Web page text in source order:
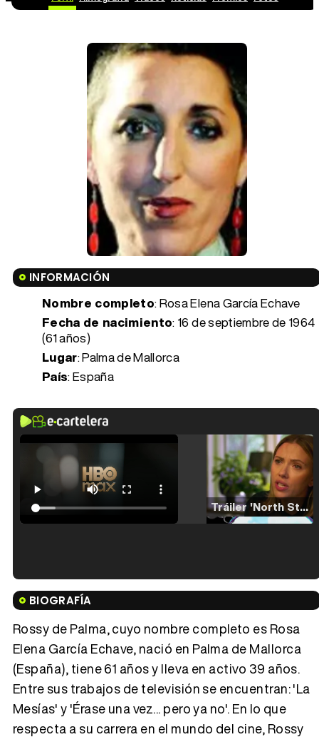
INFORMACIÓN
Nombre completo: Rosa Elena García Echave
Fecha de nacimiento: 16 de septiembre de 1964
(61 años)
Lugar: Palma de Mallorca
País: España
Tráiler 'North Star' (2023)
Tráiler en español de 'La isla olvidada'
Tráiler 'Vida perra' (2026)
BIOGRAFÍA
Rossy de Palma, cuyo nombre completo es Rosa
Elena García Echave, nació en Palma de Mallorca
(España), tiene 61 años y lleva en activo 39 años.
Entre sus trabajos de televisión se encuentran: 'La
Mesías' y 'Érase una vez... pero ya no'. En lo que
respecta a su carrera en el mundo del cine, Rossy